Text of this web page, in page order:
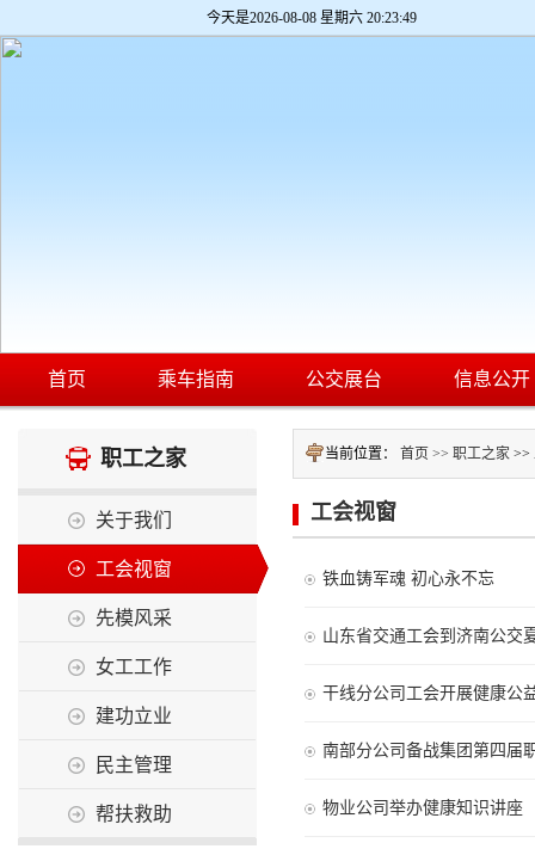
今天是2026-08-08 星期六 20:23:49
首页 乘车指南 公交展台 信息公开
职工之家
关于我们
工会视窗
先模风采
女工工作
建功立业
民主管理
帮扶救助
当前位置： 首页 >> 职工之家 >>
工会视窗
铁血铸军魂 初心永不忘
山东省交通工会到济南公交
干线分公司工会开展健康公
南部分公司备战集团第四届
物业公司举办健康知识讲座